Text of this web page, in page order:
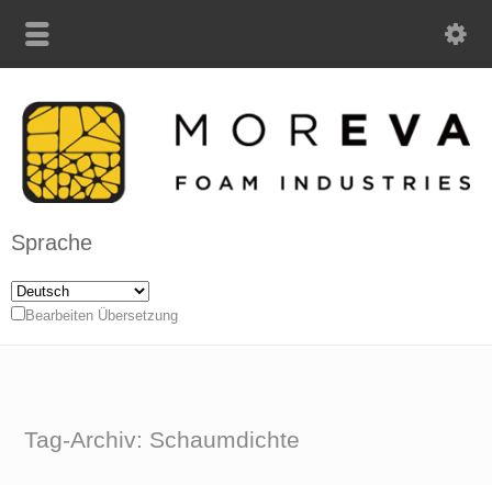
Sprache
Bearbeiten Übersetzung
Tag-Archiv: Schaumdichte